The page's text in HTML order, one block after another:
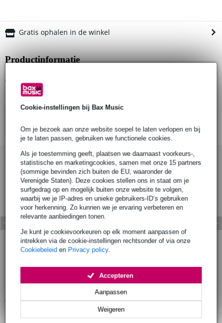
Cookie-instellingen bij Bax Music
Om je bezoek aan onze website soepel te laten verlopen en bij
je te laten passen, gebruiken we functionele cookies.
Als je toestemming geeft, plaatsen we daarnaast voorkeurs-,
statistische en marketingcookies, samen met onze 15 partners
(sommige bevinden zich buiten de EU, waaronder de
Verenigde Staten). Deze cookies stellen ons in staat om je
surfgedrag op en mogelijk buiten onze website te volgen,
waarbij we je IP-adres en unieke gebruikers-ID’s gebruiken
voor herkenning. Zo kunnen we je ervaring verbeteren en
relevante aanbiedingen tonen.
Je kunt je cookievoorkeuren op elk moment aanpassen of
intrekken via de cookie-instellingen rechtsonder of via onze
Cookiebeleid en Privacy policy.
Weigeren
Aanpassen
Accepteren
Gratis ophalen in de winkel
Productinformatie
Bekijk alle productspecificaties
Bekijk ook eens (4)
Bekijk ook eens (1)
Accessoires (12)